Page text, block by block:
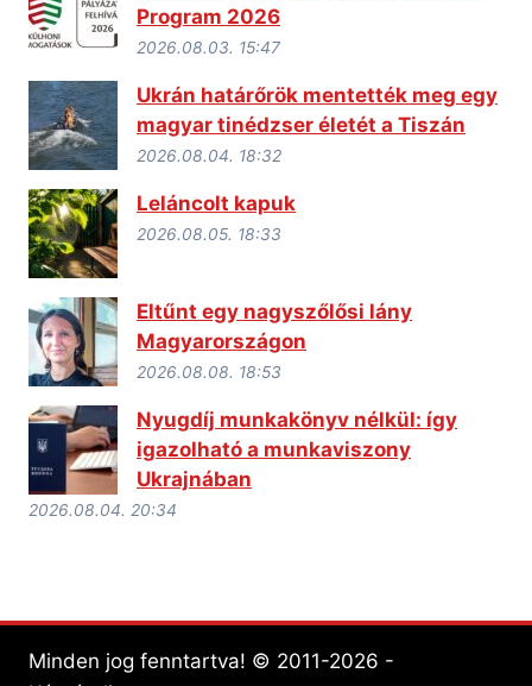
Program 2026
2026.08.03. 15:47
Ukrán határőrök mentették meg egy
magyar tinédzser életét a Tiszán
2026.08.04. 18:32
Leláncolt kapuk
2026.08.05. 18:33
Eltűnt egy nagyszőlősi lány
Magyarországon
2026.08.08. 18:53
Nyugdíj munkakönyv nélkül: így
igazolható a munkaviszony
Ukrajnában
2026.08.04. 20:34
Minden jog fenntartva! © 2011-2026 -